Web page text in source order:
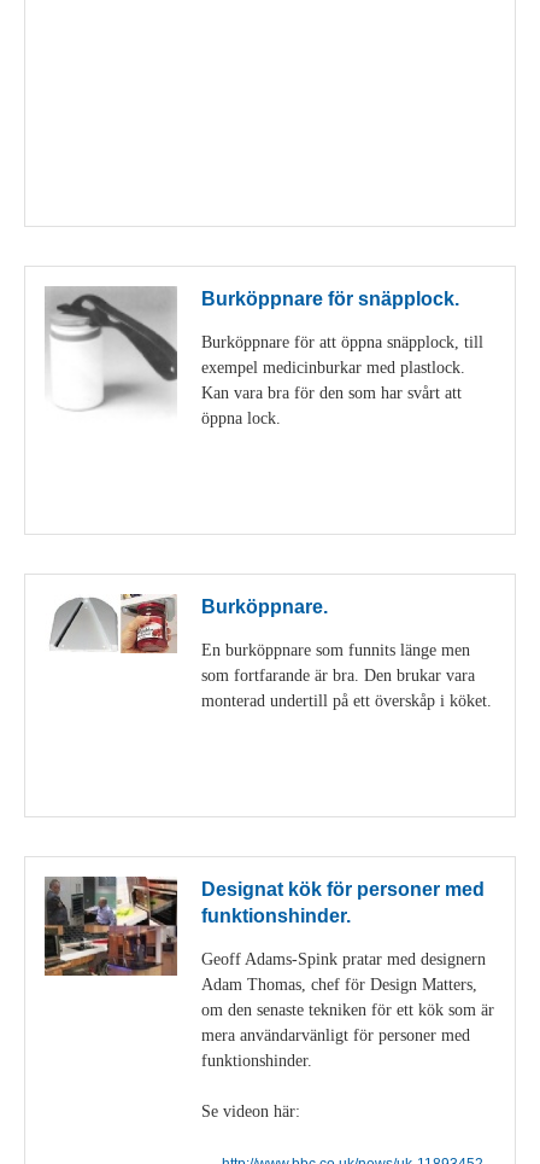
Burköppnare för snäpplock.
Burköppnare för att öppna snäpplock, till
exempel medicinburkar med plastlock.
Kan vara bra för den som har svårt att
öppna lock.
Burköppnare.
En burköppnare som funnits länge men
som fortfarande är bra. Den brukar vara
monterad undertill på ett överskåp i köket.
Designat kök för personer med
funktionshinder.
Geoff Adams-Spink pratar med designern
Adam Thomas, chef för Design Matters,
om den senaste tekniken för ett kök som är
mera användarvänligt för personer med
funktionshinder.
Se videon här: